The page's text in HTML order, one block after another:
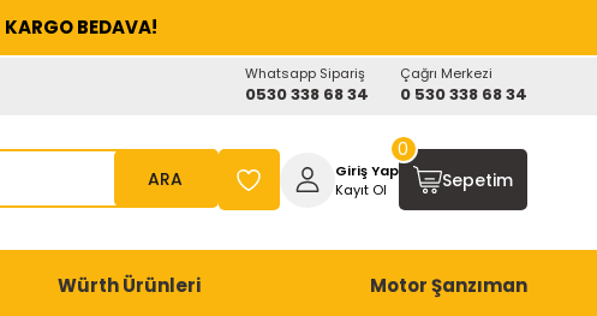
KARGO BEDAVA!
Whatsapp Sipariş
0530 338 68 34
Çağrı Merkezi
0 530 338 68 34
ARA
Giriş Yap
Kayıt Ol
Sepetim
0
Würth Ürünleri Motor Şanzıman